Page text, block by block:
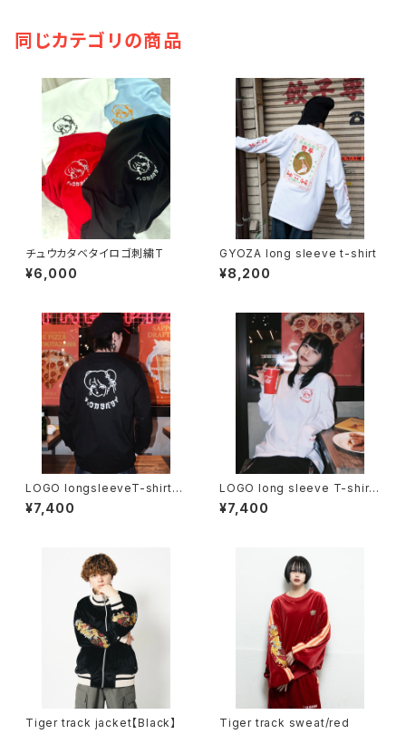
同じカテゴリの商品
チュウカタベタイロゴ刺繍T
¥6,000
GYOZA long sleeve t-shirt
¥8,200
LOGO longsleeveT-shirt
【black】
¥7,400
LOGO long sleeve T-shirt
【White】
¥7,400
Tiger track jacket【Black】 Tiger track sweat/red